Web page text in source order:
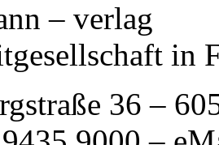
– verlag
in
36 –